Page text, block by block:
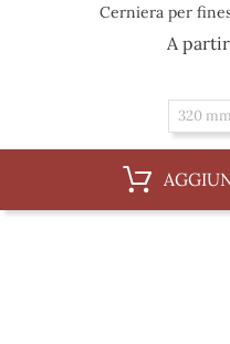
Cerniera per
A
320 mm